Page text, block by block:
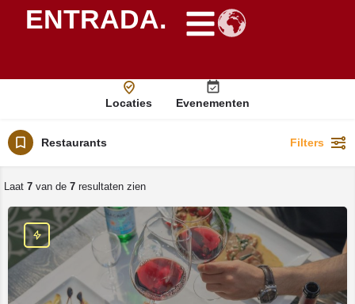
ENTRADA.
Locaties Evenementen
Restaurants Filters
Laat 7 van de 7 resultaten zien